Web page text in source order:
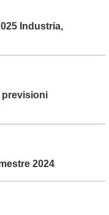
Industria,
previsioni
2024